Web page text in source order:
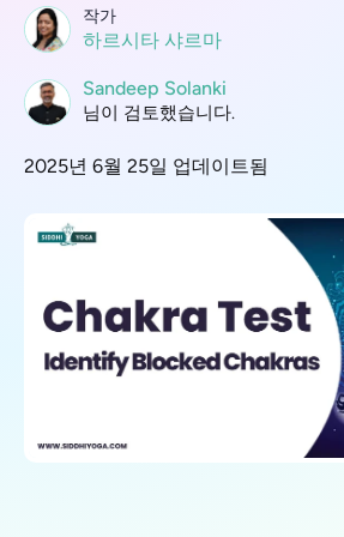
작가
하르시타 샤르마
Sandeep Solanki
님이 검토했습니다.
2025년 6월 25일 업데이트됨